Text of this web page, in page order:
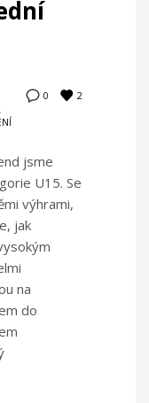
0 2
,
jsme
U15. Se
výhrami,
jak
na
do